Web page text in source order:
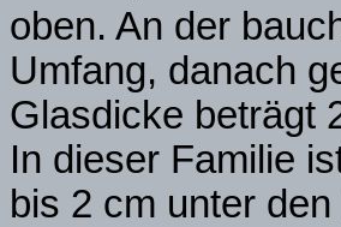
oben. An der
Umfang, danach
Glasdicke beträgt
In dieser Familie
bis 2 cm unter